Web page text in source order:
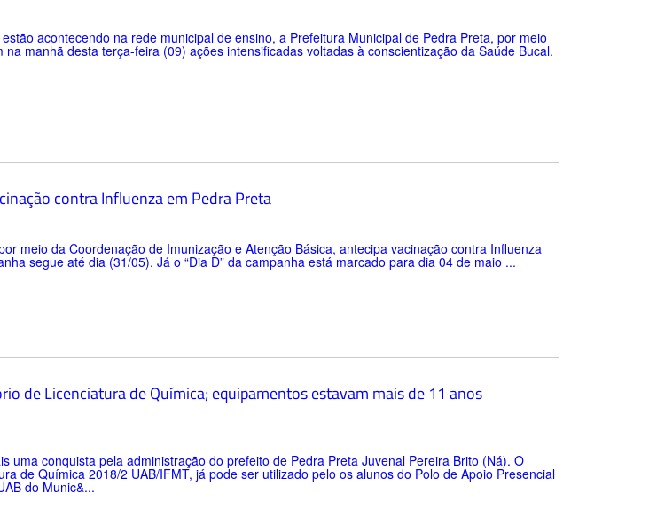
acontecendo na rede municipal de ensino, a Prefeitura Municipal de Pedra Preta, por meio
manhã desta terça-feira (09) ações intensificadas voltadas à conscientização da Saúde Bucal.
contra Influenza em Pedra Preta
meio da Coordenação de Imunização e Atenção Básica, antecipa vacinação contra Influenza
segue até dia (31/05). Já o “Dia D” da campanha está marcado para dia 04 de maio ...
de Licenciatura de Química; equipamentos estavam mais de 11 anos
uma conquista pela administração do prefeito de Pedra Preta Juvenal Pereira Brito (Ná). O
de Química 2018/2 UAB/IFMT, já pode ser utilizado pelo os alunos do Polo de Apoio Presencial
do Munic&...